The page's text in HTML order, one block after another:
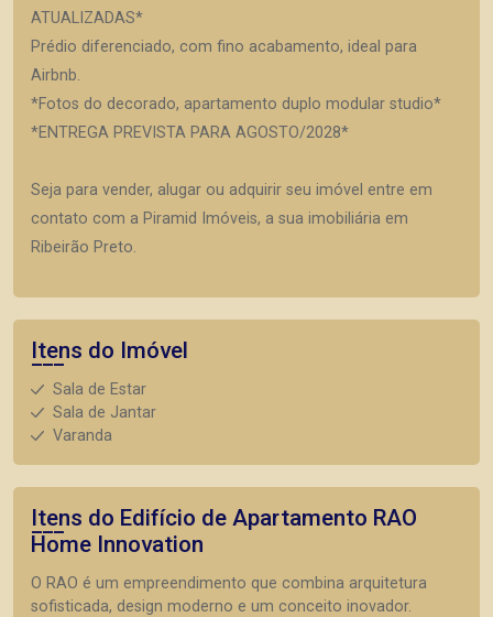
ATUALIZADAS*
Prédio diferenciado, com fino acabamento, ideal para
Airbnb.
*Fotos do decorado, apartamento duplo modular studio*
*ENTREGA PREVISTA PARA AGOSTO/2028*
Seja para vender, alugar ou adquirir seu imóvel entre em
contato com a Piramid Imóveis, a sua imobiliária em
Ribeirão Preto.
Itens do Imóvel
Sala de Estar
Sala de Jantar
Varanda
Itens do Edifício de Apartamento RAO
Home Innovation
O RAO é um empreendimento que combina arquitetura
sofisticada, design moderno e um conceito inovador.